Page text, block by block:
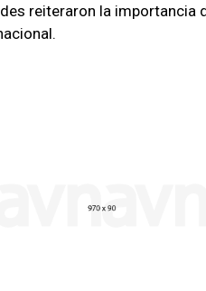
reiteraron la importancia